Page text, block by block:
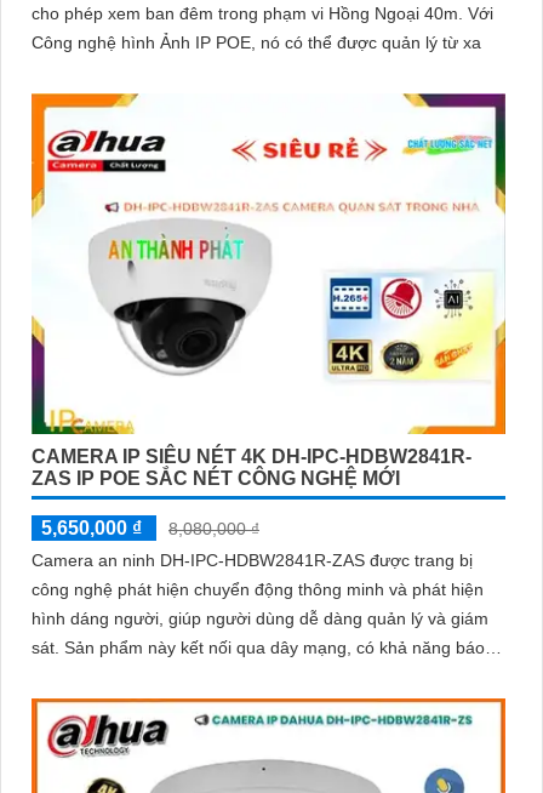
cho phép xem ban đêm trong phạm vi Hồng Ngoại 40m. Với
Công nghệ hình Ảnh IP POE, nó có thể được quản lý từ xa
CAMERA IP SIÊU NÉT 4K DH-IPC-HDBW2841R-
ZAS IP POE SẮC NÉT CÔNG NGHỆ MỚI
5,650,000 ₫
8,080,000 ₫
Camera an ninh DH-IPC-HDBW2841R-ZAS được trang bị
công nghệ phát hiện chuyển động thông minh và phát hiện
hình dáng người, giúp người dùng dễ dàng quản lý và giám
sát. Sản phẩm này kết nối qua dây mạng, có khả năng báo